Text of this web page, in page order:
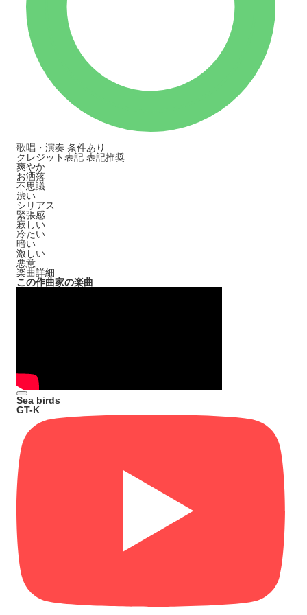
歌唱・演奏 条件あり
クレジット表記 表記推奨
爽やか
お洒落
不思議
渋い
シリアス
緊張感
寂しい
冷たい
暗い
激しい
悪意
楽曲詳細
この作曲家の楽曲
Sea birds
GT-K